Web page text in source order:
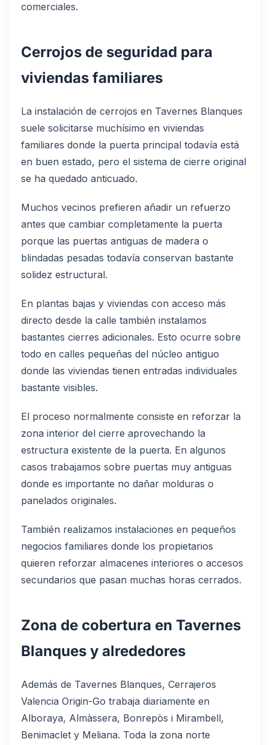
comerciales.
Cerrojos de seguridad para
viviendas familiares
La instalación de cerrojos en Tavernes Blanques
suele solicitarse muchísimo en viviendas
familiares donde la puerta principal todavía está
en buen estado, pero el sistema de cierre original
se ha quedado anticuado.
Muchos vecinos prefieren añadir un refuerzo
antes que cambiar completamente la puerta
porque las puertas antiguas de madera o
blindadas pesadas todavía conservan bastante
solidez estructural.
En plantas bajas y viviendas con acceso más
directo desde la calle también instalamos
bastantes cierres adicionales. Esto ocurre sobre
todo en calles pequeñas del núcleo antiguo
donde las viviendas tienen entradas individuales
bastante visibles.
El proceso normalmente consiste en reforzar la
zona interior del cierre aprovechando la
estructura existente de la puerta. En algunos
casos trabajamos sobre puertas muy antiguas
donde es importante no dañar molduras o
panelados originales.
También realizamos instalaciones en pequeños
negocios familiares donde los propietarios
quieren reforzar almacenes interiores o accesos
secundarios que pasan muchas horas cerrados.
Zona de cobertura en Tavernes
Blanques y alrededores
Además de Tavernes Blanques, Cerrajeros
Valencia Origin-Go trabaja diariamente en
Alboraya, Almàssera, Bonrepòs i Mirambell,
Benimaclet y Meliana. Toda la zona norte